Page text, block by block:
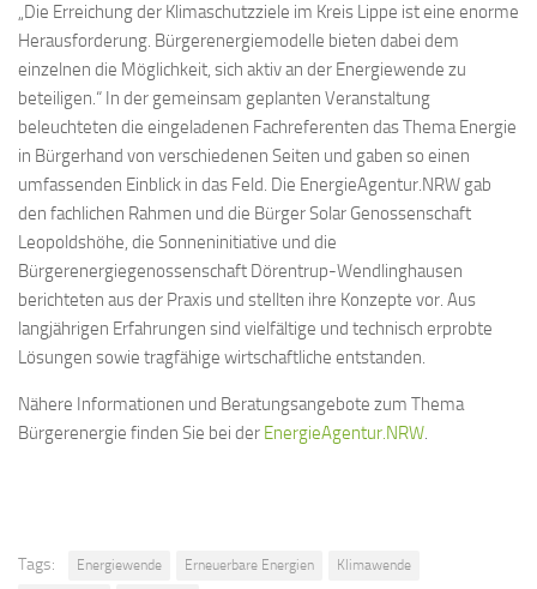
„Die Erreichung der Klimaschutzziele im Kreis Lippe ist eine enorme
Herausforderung. Bürgerenergiemodelle bieten dabei dem
einzelnen die Möglichkeit, sich aktiv an der Energiewende zu
beteiligen.“ In der gemeinsam geplanten Veranstaltung
beleuchteten die eingeladenen Fachreferenten das Thema Energie
in Bürgerhand von verschiedenen Seiten und gaben so einen
umfassenden Einblick in das Feld. Die EnergieAgentur.NRW gab
den fachlichen Rahmen und die Bürger Solar Genossenschaft
Leopoldshöhe, die Sonneninitiative und die
Bürgerenergiegenossenschaft Dörentrup-Wendlinghausen
berichteten aus der Praxis und stellten ihre Konzepte vor. Aus
langjährigen Erfahrungen sind vielfältige und technisch erprobte
Lösungen sowie tragfähige wirtschaftliche entstanden.
Nähere Informationen und Beratungsangebote zum Thema
Bürgerenergie finden Sie bei der EnergieAgentur.NRW.
Tags: Energiewende Erneuerbare Energien
Klimawende